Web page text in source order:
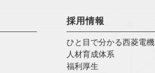
採用情報
ひと目で分かる西菱電機
人材育成体系
福利厚生